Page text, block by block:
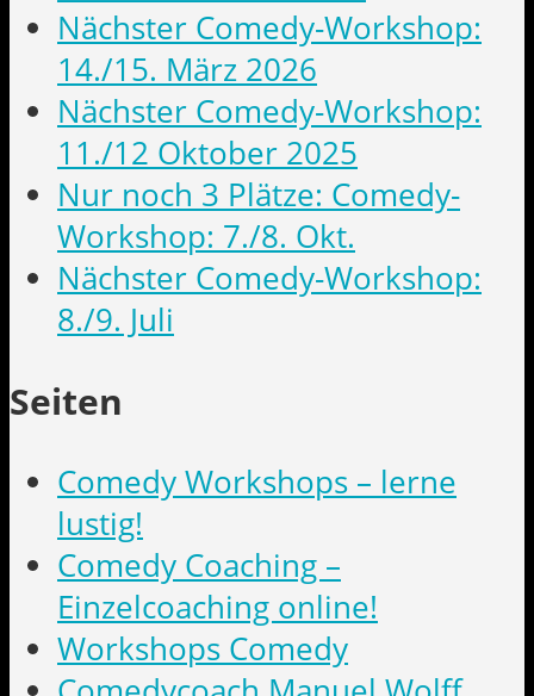
Nächster Comedy-Workshop:
14./15. März 2026
Nächster Comedy-Workshop:
11./12 Oktober 2025
Nur noch 3 Plätze: Comedy-
Workshop: 7./8. Okt.
Nächster Comedy-Workshop:
8./9. Juli
Seiten
Comedy Workshops – lerne
lustig!
Comedy Coaching –
Einzelcoaching online!
Workshops Comedy